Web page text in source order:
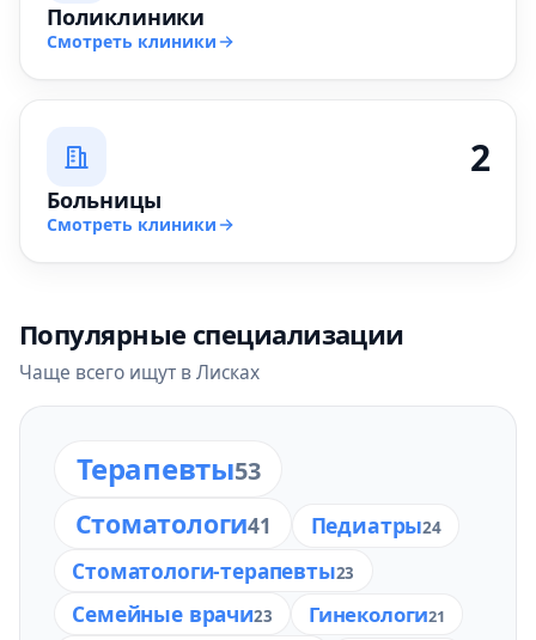
Поликлиники
Смотреть клиники
2
Больницы
Смотреть клиники
Популярные специализации
Чаще всего ищут в Лисках
Терапевты53
Стоматологи41 Педиатры24
Стоматологи-терапевты23
Семейные врачи23 Гинекологи21